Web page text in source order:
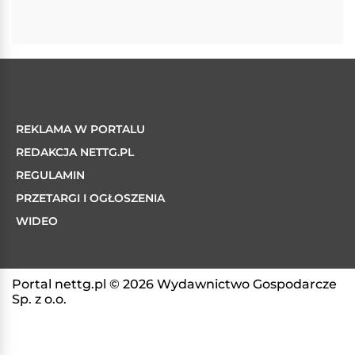
REKLAMA W PORTALU
REDAKCJA NETTG.PL
REGULAMIN
PRZETARGI I OGŁOSZENIA
WIDEO
Portal nettg.pl © 2026 Wydawnictwo Gospodarcze
Sp. z o.o.